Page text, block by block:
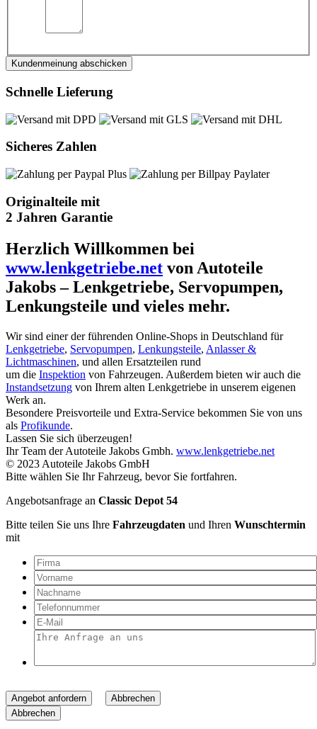
Kundenmeinung abschicken
Schnelle Lieferung
Sicheres Zahlen
Originalteile mit
2 Jahren Garantie
Herzlich Willkommen bei
www.lenkgetriebe.net von Autoteile
Jakobs – Lenkgetriebe, Servopumpen,
Lenkungsteile und vieles mehr.
Wir sind einer der führenden Online-Shops in Deutschland für
Lenkgetriebe, Servopumpen, Lenkungsteile, Anlasser &
Lichtmaschinen, und allen Ersatzteilen rund
um die Inspektion von Fahrzeugen. Außerdem bieten wir auch die
Instandsetzung von Ihrem alten Lenkgetriebe in unserem eigenen
Werk an.
Besondere Preisvorteile und Extra-Service bekommen Sie von uns
als Profikunde.
Lassen Sie sich überzeugen!
Ihr Team der Autoteile Jakobs Gmbh. www.lenkgetriebe.net
© 2023 Autoteile Jakobs GmbH
Bitte wählen Sie Ihr Fahrzeug, bevor Sie fortfahren.
Angebotsanfrage an Classic Depot 54
Bitte teilen Sie uns Ihre Fahrzeugdaten und Ihren Wunschtermin
mit
Angebot anfordern
Abbrechen
Abbrechen